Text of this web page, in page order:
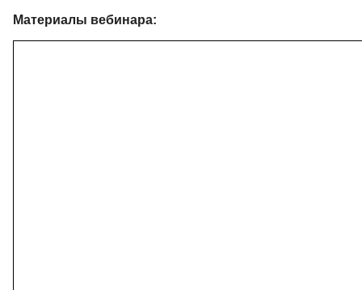
Материалы вебинара: